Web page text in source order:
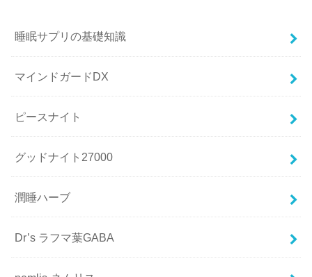
睡眠サプリの基礎知識
マインドガードDX
ピースナイト
グッドナイト27000
潤睡ハーブ
Dr’s ラフマ葉GABA